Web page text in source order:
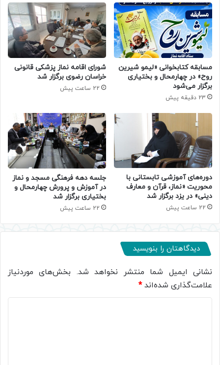
مسابقه کتابخوانی «لیمو شیرین
روح» در چهارمحال و بختیاری
برگزار می‌شود
23 دقیقه پیش
شورای اقامه نماز پزشکی قانونی
خراسان رضوی برگزار شد
22 ساعت پیش
دوره‌های آموزشی تابستانی با
محوریت «نماز، قرآن و معارف
دینی» در یزد برگزار شد
22 ساعت پیش
جلسه دهه فرهنگی مسجد و نماز
در آموزش و پرورش چهارمحال و
بختیاری برگزار شد
22 ساعت پیش
دیدگاهتان را بنویسید
نشانی ایمیل شما منتشر نخواهد شد. بخش‌های موردنیاز
علامت‌گذاری شده‌اند*